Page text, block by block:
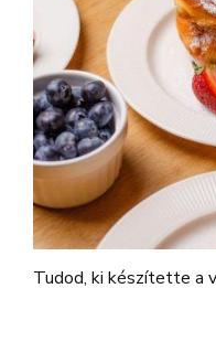
Tudod, ki készítette a